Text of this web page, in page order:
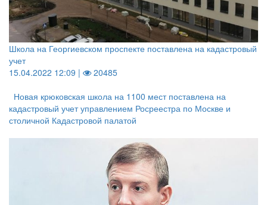
Школа на Георгиевском проспекте поставлена на кадастровый
учет
15.04.2022 12:09 |
20485
Новая крюковская школа на 1100 мест поставлена на
кадастровый учет управлением Росреестра по Москве и
столичной Кадастровой палатой